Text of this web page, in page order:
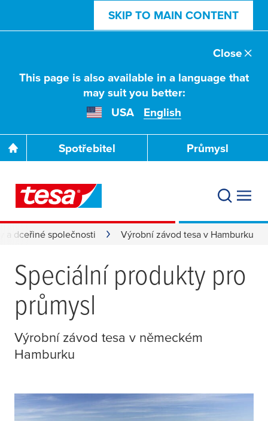
SKIP TO MAIN CONTENT
This page is also available in a language that
may suit you better:
USA
English
Close
Spotřebitel Průmysl
a dceřiné společnosti Výrobní závod tesa v Hamburku
Speciální produkty pro
průmysl
Výrobní závod tesa v německém
Hamburku